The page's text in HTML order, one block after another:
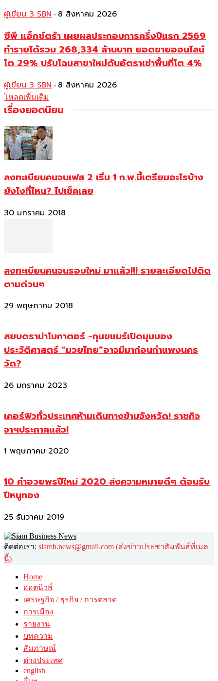
ผู้เขียน 3 SBN - 8 สิงหาคม 2026
ซีพี แอ็กซ์ตร้า เผยผลประกอบการครึ่งปีแรก 2569
ทำรายได้รวม 268,334 ล้านบาท ยอดขายออนไลน์
โต 29% ปรับโฉมสาขาใหม่ดันอัตราเช่าพื้นที่โต 4%
ผู้เขียน 3 SBN - 8 สิงหาคม 2026
โหลดเพิ่มเติม
เรื่องยอดนิยม
ลงทะเบียนคนจนเฟส 2 เริ่ม 1 ก.พ.นี้เตรียมอะไรบ้าง
ยังไงที่ไหน? ไปเช็คเลย
30 มกราคม 2018
ลงทะเบียนคนจนรอบใหม่ มาแล้ว!!! รายละเอียดไปติด
ตามด่วนๆ
29 พฤษภาคม 2018
สยบดราม่าโบกาตอร์ -กุนขแมร์เปิดมุมมอง
ประวัติศาสตร์ “มวยไทย”อาจมีมาก่อนกำแพงนคร
วัด?
26 มกราคม 2023
เคอร์ฟิวทั่วประเทศห้ามเดินทางข้ามจังหวัด! ราชกิจ
จาฯประกาศแล้ว!
1 พฤษภาคม 2020
10 คำอวยพรปีใหม่ 2020 ส่งความหมายดีๆ ต้อนรับ
ปีหนูทอง
25 ธันวาคม 2019
ติดต่อเรา: siamb.news@gmail.com (ส่งข่าวประชาสัมพันธ์ที่เมล
นี้)
Home
ฮอตนิวส์
เศรษฐกิจ / ธุรกิจ / การตลาด
การเมือง
รายงาน
บทความ
สัมภาษณ์
ต่างประเทศ
english